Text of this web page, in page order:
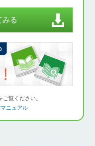
みる
覧ください。
ニュアル